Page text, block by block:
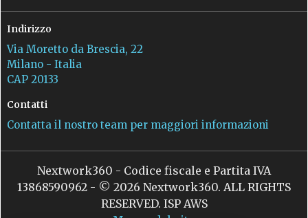
Indirizzo
Via Moretto da Brescia, 22
Milano - Italia
CAP 20133
Contatti
Contatta il nostro team per maggiori informazioni
Nextwork360 - Codice fiscale e Partita IVA
13868590962 - © 2026 Nextwork360. ALL RIGHTS
RESERVED. ISP AWS